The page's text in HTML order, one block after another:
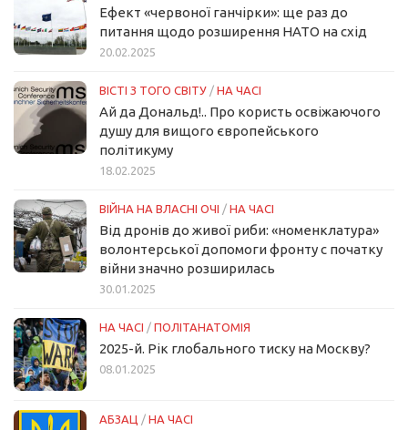
Ефект «червоної ганчірки»: ще раз до
питання щодо розширення НАТО на схід
20.02.2025
ВІСТІ З ТОГО СВІТУ / НА ЧАСІ
Ай да Дональд!.. Про користь освіжаючого
душу для вищого європейського
політикуму
18.02.2025
ВІЙНА НА ВЛАСНІ ОЧІ / НА ЧАСІ
Від дронів до живої риби: «номенклатура»
волонтерської допомоги фронту с початку
війни значно розширилась
30.01.2025
НА ЧАСІ / ПОЛІТАНАТОМІЯ
2025-й. Рік глобального тиску на Москву?
08.01.2025
АБЗАЦ / НА ЧАСІ